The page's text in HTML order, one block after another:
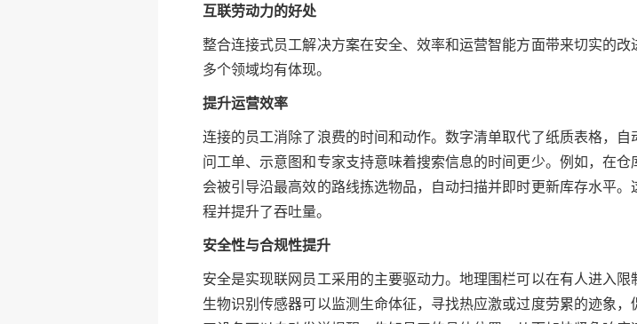
互联劳动力的好处
整合连接式员工解决方案在安全、效率和运营智能方面带来切实的
多个领域均有体现。
提升运营效率
连接的员工消除了浪费的时间和动作。数字清单取代了纸质表格，
问工单、示意图和专家支持意味着搜索信息的时间更少。例如，在仓
会被引导沿最高效的路线拣选物品，自动扫描并即时更新库存水平
程并提升了吞吐量。
安全性与合规性提升
安全是实现联网员工采用的主要驱动力。地理围栏可以在有人进入限
生物识别传感器可以监测生命体征，寻找热应激或过度劳累的迹象